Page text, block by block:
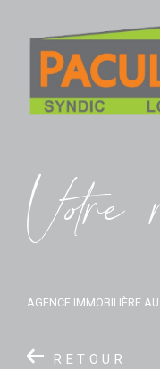
Vore
AGENCE IMMOBILIÈRE
RETOUR